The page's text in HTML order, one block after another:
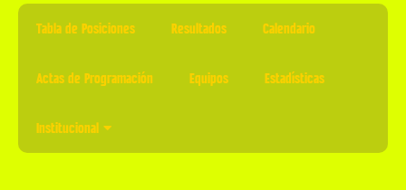
Tabla de Posiciones Resultados Calendario
Actas de Programación Equipos Estadísticas
Institucional